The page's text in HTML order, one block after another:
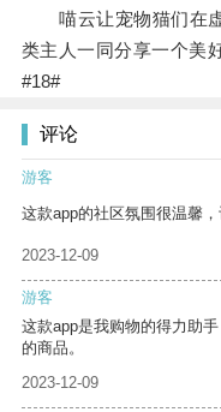
喵云让宠物猫们在虚
类主人一同分享一个美
#18#
评论
游客
这款app的社区氛围很温馨
2023-12-09
游客
这款app是我购物的得力助
的商品。
2023-12-09